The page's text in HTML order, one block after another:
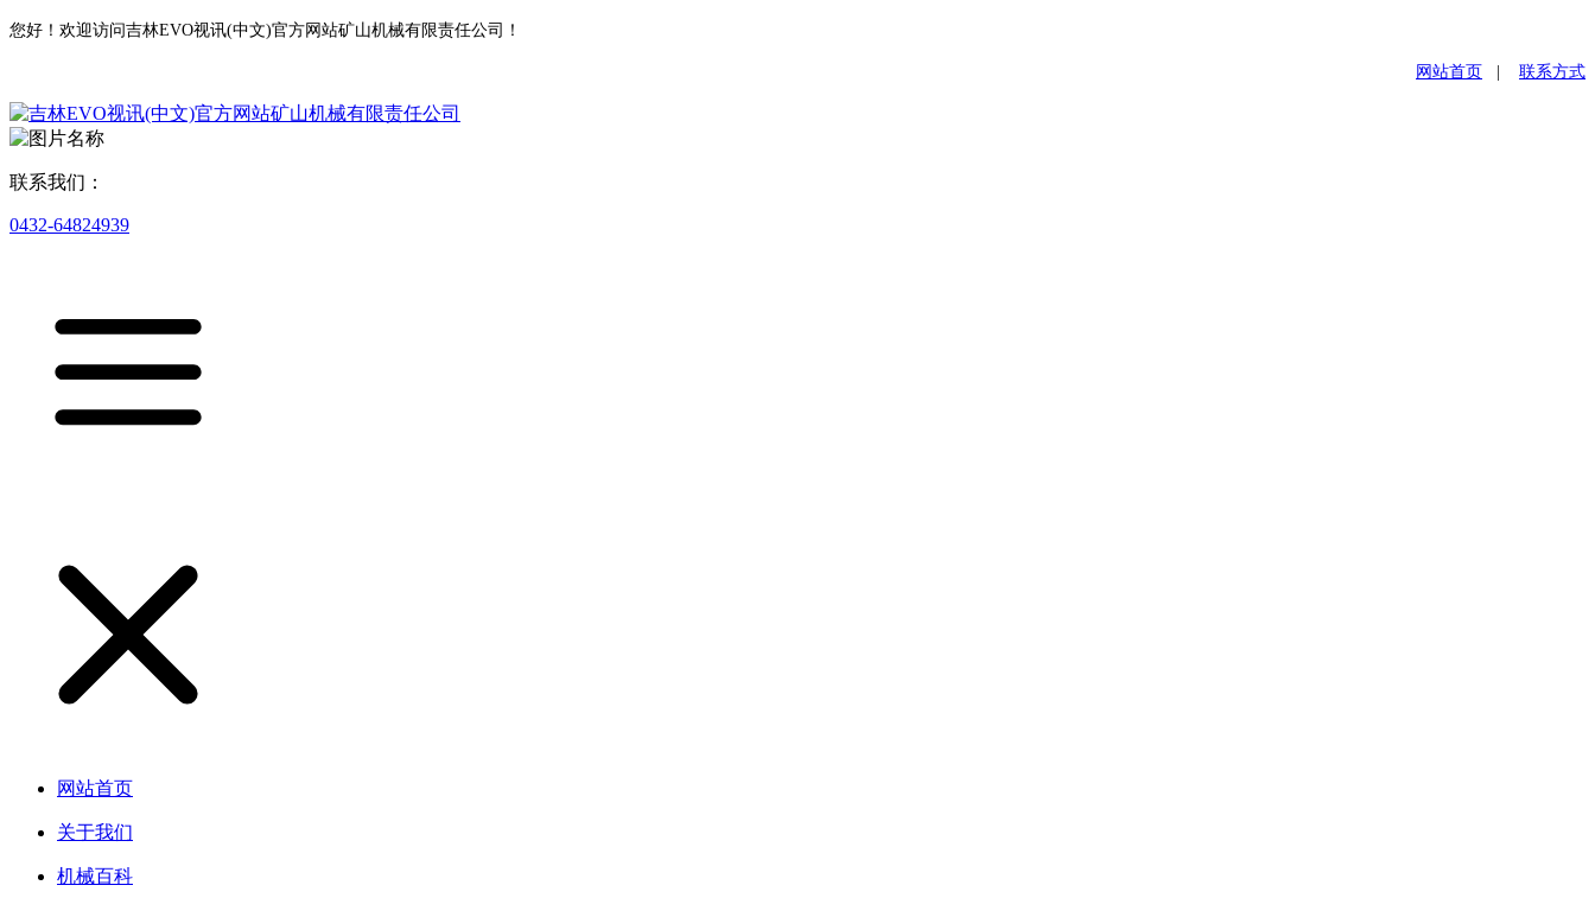
您好！欢迎访问吉林EVO视讯(中文)官方网站矿山机械有限责任公司！
网站首页 联系方式
联系我们：
0432-64824939
网站首页
关于我们
机械百科